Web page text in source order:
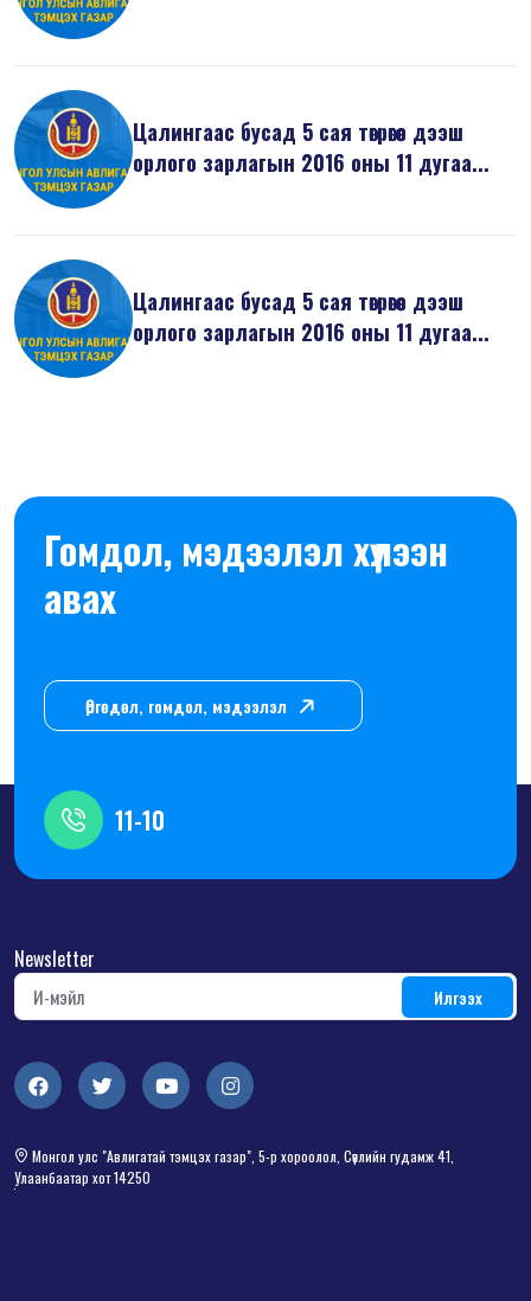
Цалингаас бусад 5 сая төгрөгөөс дээш
орлого зарлагын 2016 оны 11 дугаа...
Цалингаас бусад 5 сая төгрөгөөс дээш
орлого зарлагын 2016 оны 11 дугаа...
Гомдол, мэдээлэл хүлээн
авах
Өргөдөл, гомдол, мэдээлэл
11-10
Newsletter
Монгол улс "Авлигатай тэмцэх газар", 5-р хороолол, Сөүлийн гудамж 41,
Улаанбаатар хот 14250